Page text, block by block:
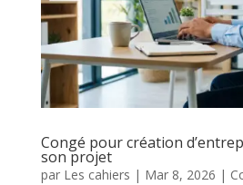
Congé pour création
son projet
par Les cahiers | Mar 8, 2026 |